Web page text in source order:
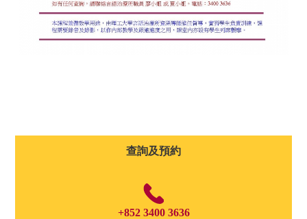
查詢及預約
+852 3400 3636